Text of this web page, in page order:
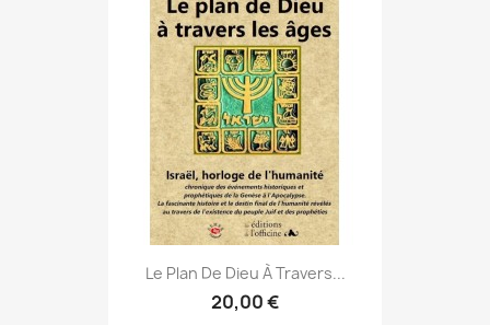
Le Plan De Dieu À Travers...
20,00 €